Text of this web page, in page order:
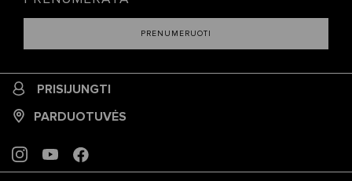
PRENUMERUOTI
PRISIJUNGTI
PARDUOTUVĖS
INSTAGRAM
YOUTUBEFACEBOOK